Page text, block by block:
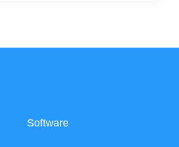
Software